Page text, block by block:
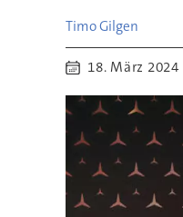
TimoGilgen
18. März